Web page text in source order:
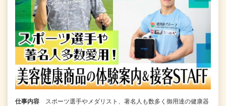
仕事内容
スポーツ選手やメダリスト、著名人も数多く御用達の健康器